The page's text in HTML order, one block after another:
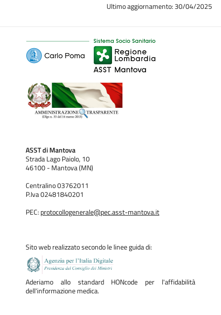
Ultimo aggiornamento: 30/04/2025
ASST di Mantova
Strada Lago Paiolo, 10
46100 - Mantova (MN)
Centralino 03762011
P.Iva 02481840201
PEC: protocollogenerale@pec.asst-mantova.it
Sito web realizzato secondo le linee guida di:
Aderiamo allo standard HONcode per l'affidabilità
dell'informazione medica.